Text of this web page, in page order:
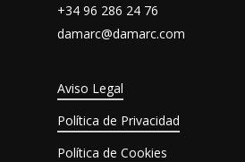
+34 96 286 24 76
damarc@damarc.com
Aviso Legal
Política de Privacidad
Política de Cookies